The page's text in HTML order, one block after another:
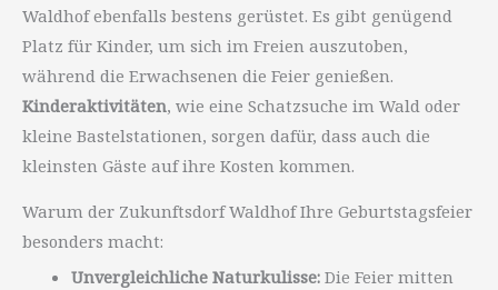
Waldhof ebenfalls bestens gerüstet. Es gibt genügend
Platz für Kinder, um sich im Freien auszutoben,
während die Erwachsenen die Feier genießen.
Kinderaktivitäten, wie eine Schatzsuche im Wald oder
kleine Bastelstationen, sorgen dafür, dass auch die
kleinsten Gäste auf ihre Kosten kommen.
Warum der Zukunftsdorf Waldhof Ihre Geburtstagsfeier
besonders macht:
Unvergleichliche Naturkulisse:Die Feier mitten